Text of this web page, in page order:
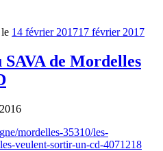
14 février 201717 février 2017
de Mordelles
mordelles-35310/les-
veulent-sortir-un-cd-4071218